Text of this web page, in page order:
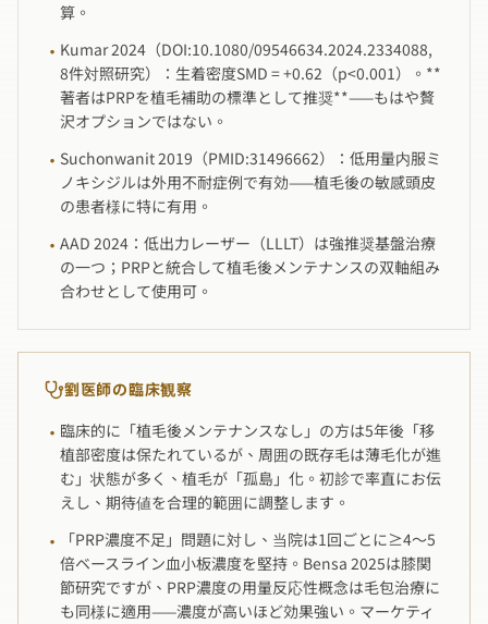
算。
· Kumar 2024（DOI:10.1080/09546634.2024.2334088,
8件対照研究）：生着密度SMD = +0.62（p<0.001）。**
著者はPRPを植毛補助の標準として推奨**——もはや贅
沢オプションではない。
· Suchonwanit 2019（PMID:31496662）：低用量内服ミ
ノキシジルは外用不耐症例で有効——植毛後の敏感頭皮
の患者様に特に有用。
· AAD 2024：低出力レーザー（LLLT）は強推奨基盤治療
の一つ；PRPと統合して植毛後メンテナンスの双軸組み
合わせとして使用可。
劉医師の臨床観察
· 臨床的に「植毛後メンテナンスなし」の方は5年後「移
植部密度は保たれているが、周囲の既存毛は薄毛化が進
む」状態が多く、植毛が「孤島」化。初診で率直にお伝
えし、期待値を合理的範囲に調整します。
·
「PRP濃度不足」問題に対し、当院は1回ごとに≥4〜5
倍ベースライン血小板濃度を堅持。Bensa 2025は膝関
節研究ですが、PRP濃度の用量反応性概念は毛包治療に
も同様に適用——濃度が高いほど効果強い。マーケティ